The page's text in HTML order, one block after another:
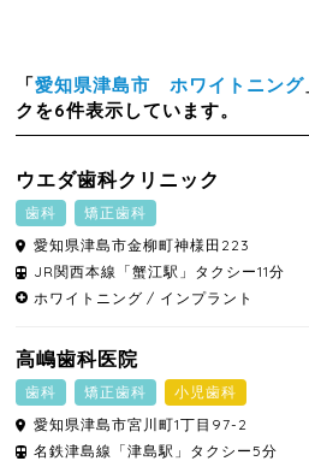
「愛知県津島市 ホワイトニング
クを6件表示しています。
ウエダ歯科クリニック
歯科
矯正歯科
愛知県津島市金柳町神様田223
JR関西本線「蟹江駅」タクシー11分
ホワイトニング
インプラント
高嶋歯科医院
歯科 矯正歯科
小児歯科
愛知県津島市宮川町1丁目97-2
名鉄津島線「津島駅」タクシー5分